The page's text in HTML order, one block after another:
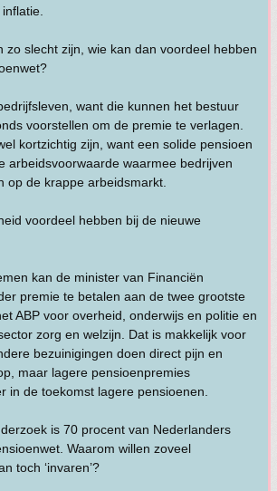
zo slecht zijn, wie kan dan voordeel hebben
want die kunnen het bestuur
voorstellen om de premie te verlagen.
kortzichtig zijn, want een solide pensioen
arbeidsvoorwaarde waarmee bedrijven
op de krappe arbeidsmarkt.
voordeel hebben bij de nieuwe
kan de minister van Financiën
premie te betalen aan de twee grootste
ABP voor overheid, onderwijs en politie en
zorg en welzijn. Dat is makkelijk voor
bezuinigingen doen direct pijn en
maar lagere pensioenpremies
in de toekomst lagere pensioenen.
is 70 procent van Nederlanders
Waarom willen zoveel
toch ‘invaren’?